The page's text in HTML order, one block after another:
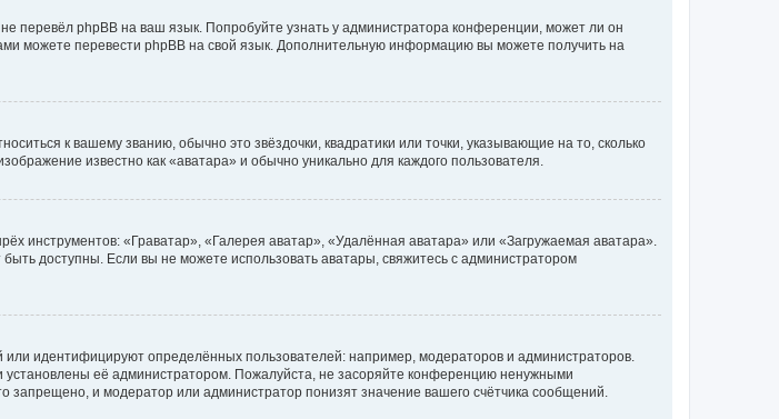
перевёл phpBB на ваш язык. Попробуйте узнать у администратора конференции, может ли он
можете перевести phpBB на свой язык. Дополнительную информацию вы можете получить на
к вашему званию, обычно это звёздочки, квадратики или точки, указывающие на то, сколько
известно как «аватара» и обычно уникально для каждого пользователя.
инструментов: «Граватар», «Галерея аватар», «Удалённая аватара» или «Загружаемая аватара».
доступны. Если вы не можете использовать аватары, свяжитесь с администратором
идентифицируют определённых пользователей: например, модераторов и администраторов.
её администратором. Пожалуйста, не засоряйте конференцию ненужными
и модератор или администратор понизят значение вашего счётчика сообщений.